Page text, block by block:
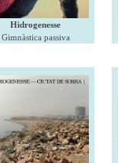
Hidrogenesse
Gimnàstica passiva